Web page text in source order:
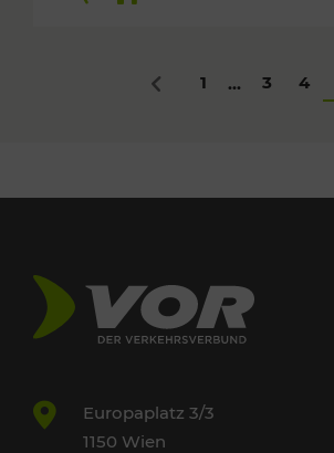
Zurück
1 ... 3 4
Europaplatz 3/3
1150 Wien